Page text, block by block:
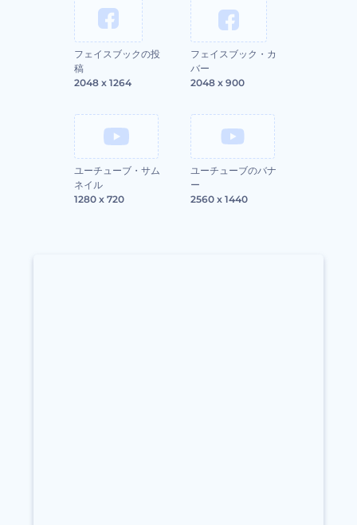
フェイスブックの投
稿
2048 x 1264
フェイスブック・カ
バー
2048 x 900
ユーチューブ・サム
ネイル
1280 x 720
ユーチューブのバナ
ー
2560 x 1440